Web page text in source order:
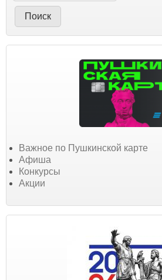
Важное по Пушкинской карте
Афиша
Конкурсы
Акции